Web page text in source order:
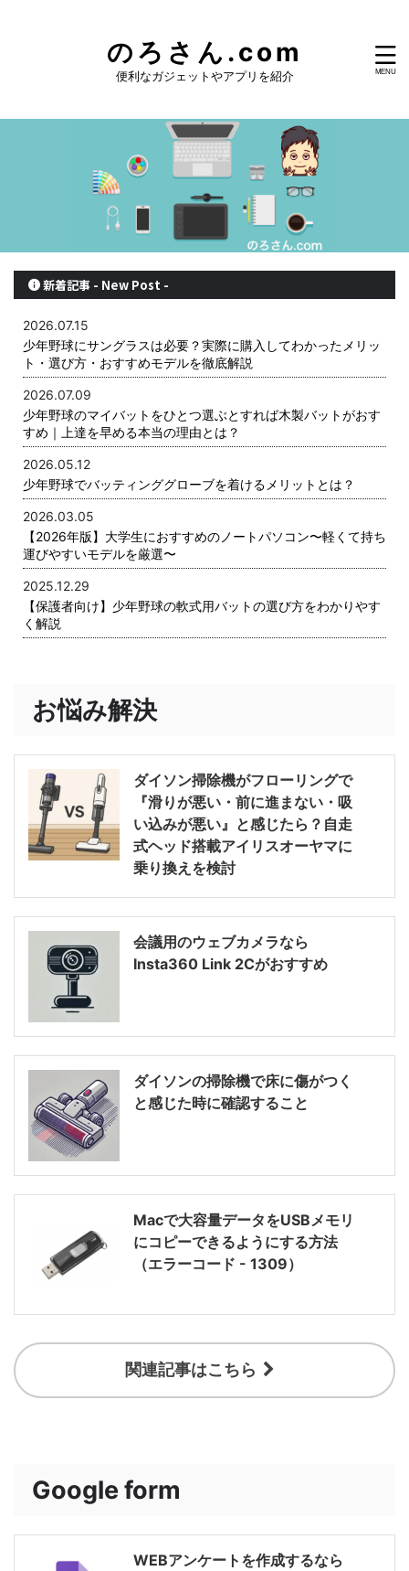
のろさん.com
便利なガジェットやアプリを紹介
新着記事 - New Post -
2026.07.15
少年野球にサングラスは必要？実際に購入してわかったメリッ
ト・選び方・おすすめモデルを徹底解説
2026.07.09
少年野球のマイバットをひとつ選ぶとすれば木製バットがおす
すめ｜上達を早める本当の理由とは？
2026.05.12
少年野球でバッティンググローブを着けるメリットとは？
2026.03.05
【2026年版】大学生におすすめのノートパソコン〜軽くて持ち
運びやすいモデルを厳選〜
2025.12.29
【保護者向け】少年野球の軟式用バットの選び方をわかりやす
く解説
お悩み解決
ダイソン掃除機がフローリングで
『滑りが悪い・前に進まない・吸
い込みが悪い』と感じたら？自走
式ヘッド搭載アイリスオーヤマに
乗り換えを検討
会議用のウェブカメラなら
Insta360 Link 2Cがおすすめ
ダイソンの掃除機で床に傷がつく
と感じた時に確認すること
Macで大容量データをUSBメモリ
にコピーできるようにする方法
（エラーコード - 1309）
関連記事はこちら
Google form
WEBアンケートを作成するなら